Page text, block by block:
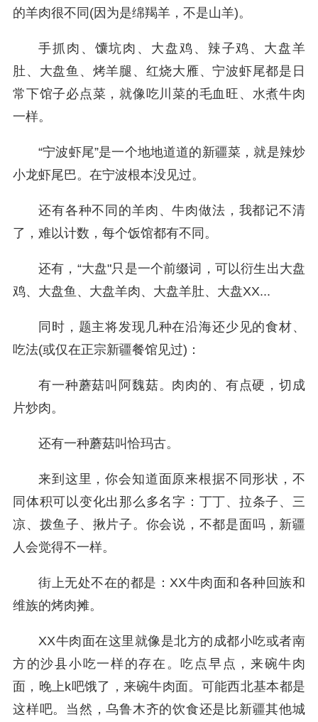
的羊肉很不同(因为是绵羯羊，不是山羊)。
手抓肉、馕坑肉、大盘鸡、辣子鸡、大盘羊
肚、大盘鱼、烤羊腿、红烧大雁、宁波虾尾都是日
常下馆子必点菜，就像吃川菜的毛血旺、水煮牛肉
一样。
“宁波虾尾”是一个地地道道的新疆菜，就是辣炒
小龙虾尾巴。在宁波根本没见过。
还有各种不同的羊肉、牛肉做法，我都记不清
了，难以计数，每个饭馆都有不同。
还有，“大盘"只是一个前缀词，可以衍生出大盘
鸡、大盘鱼、大盘羊肉、大盘羊肚、大盘XX...
同时，题主将发现几种在沿海还少见的食材、
吃法(或仅在正宗新疆餐馆见过)：
有一种蘑菇叫阿魏菇。肉肉的、有点硬，切成
片炒肉。
还有一种蘑菇叫恰玛古。
来到这里，你会知道面原来根据不同形状，不
同体积可以变化出那么多名字：丁丁、拉条子、三
凉、拨鱼子、揪片子。你会说，不都是面吗，新疆
人会觉得不一样。
街上无处不在的都是：XX牛肉面和各种回族和
维族的烤肉摊。
XX牛肉面在这里就像是北方的成都小吃或者南
方的沙县小吃一样的存在。吃点早点，来碗牛肉
面，晚上k吧饿了，来碗牛肉面。可能西北基本都是
这样吧。当然，乌鲁木齐的饮食还是比新疆其他城